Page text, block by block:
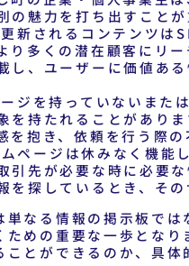
の魅力を打ち出すことが
新されるコンテンツは
り多くの潜在顧客にリ
し、ユーザーに価値あ
ジを持っていないまた
を持たれることがあり
を抱き、依頼を行う際
ページは休みなく機能
引先が必要な時に必要
を探しているとき、そ
単なる情報の掲示板で
めの重要な一歩とな
とができるのか、具体